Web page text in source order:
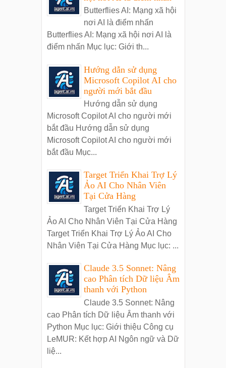
Butterflies AI: Mạng xã hội
nơi AI là điểm nhấn
Butterflies AI: Mạng xã hội nơi AI là
điểm nhấn Mục lục: Giới th...
Hướng dẫn sử dụng
Microsoft Copilot AI cho
người mới bắt đầu
Hướng dẫn sử dụng
Microsoft Copilot AI cho người mới
bắt đầu Hướng dẫn sử dụng
Microsoft Copilot AI cho người mới
bắt đầu Mục...
Target Triển Khai Trợ Lý
Ảo AI Cho Nhân Viên
Tại Cửa Hàng
Target Triển Khai Trợ Lý
Ảo AI Cho Nhân Viên Tại Cửa Hàng
Target Triển Khai Trợ Lý Ảo AI Cho
Nhân Viên Tại Cửa Hàng Mục lục: ...
Claude 3.5 Sonnet: Nâng
cao Phân tích Dữ liệu Âm
thanh với Python
Claude 3.5 Sonnet: Nâng
cao Phân tích Dữ liệu Âm thanh với
Python Mục lục: Giới thiệu Công cụ
LeMUR: Kết hợp AI Ngôn ngữ và Dữ
liệ...